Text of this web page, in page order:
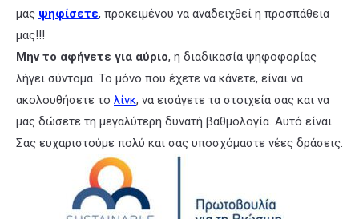
μας ψηφίσετε, προκειμένου να αναδειχθεί η προσπάθεια
μας!!!
Μην το αφήνετε για αύριο, η διαδικασία ψηφοφορίας
λήγει σύντομα. Το μόνο που έχετε να κάνετε, είναι να
ακολουθήσετε το λίνκ, να εισάγετε τα στοιχεία σας και να
μας δώσετε τη μεγαλύτερη δυνατή βαθμολογία. Αυτό είναι.
Σας ευχαριστούμε πολύ και σας υποσχόμαστε νέες δράσεις.